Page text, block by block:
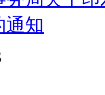
通知